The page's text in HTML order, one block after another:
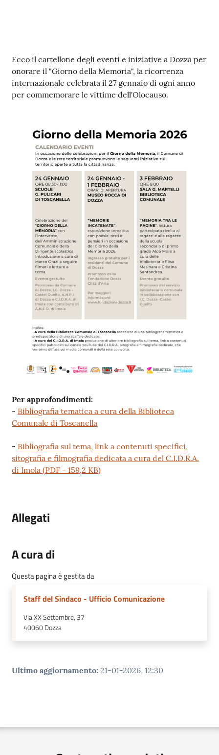
su
Contenuto
Ecco il cartellone degli eventi e iniziative a Dozza per
onorare il "Giorno della Memoria", la ricorrenza
internazionale celebrata il 27 gennaio di ogni anno
per commemorare le vittime dell'Olocauso.
Per approfondimenti:
- Bibliografia tematica a cura della Biblioteca
Comunale di Toscanella
- Bibliografia sul tema, link a contenuti specifici,
sitografia e filmografia dedicata a cura del C.I.D.R.A.
di Imola (PDF - 159,2 KB)
Allegati
A cura di
Questa pagina è gestita da
Staff del Sindaco - Ufficio Comunicazione
Via XX Settembre, 37
40060Dozza
Ultimo aggiornamento: 21-01-2026, 12:30